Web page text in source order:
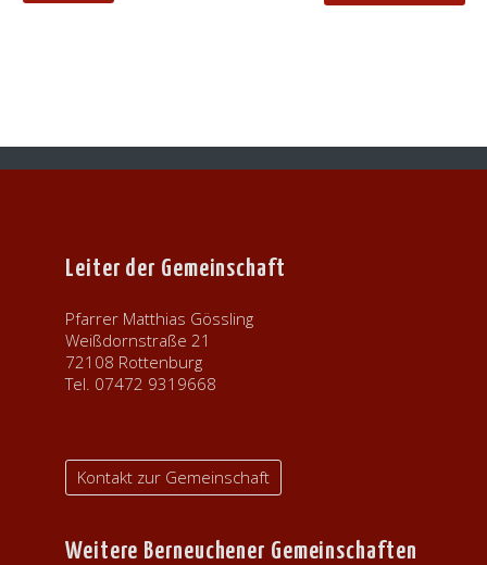
Leiter der Gemeinschaft
Pfarrer Matthias Gössling
Weißdornstraße 21
72108 Rottenburg
Tel. 07472 9319668
Kontakt zur Gemeinschaft
Weitere Berneuchener Gemeinschaften